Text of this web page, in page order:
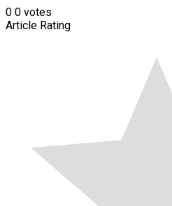
0 0 votes
Article Rating